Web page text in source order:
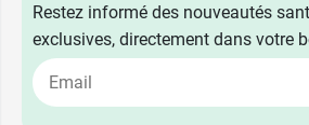
Restez informé des nouveautés
exclusives, directement dans votre